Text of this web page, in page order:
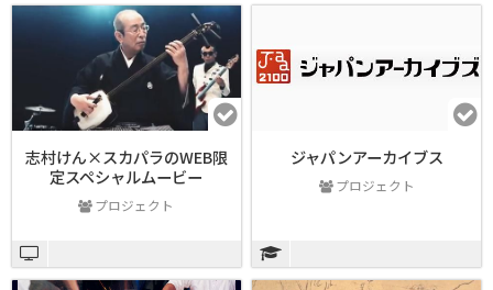
志村けん×スカパラのWEB限
定スペシャルムービー
プロジェクト
ジャパンアーカイブス
プロジェクト